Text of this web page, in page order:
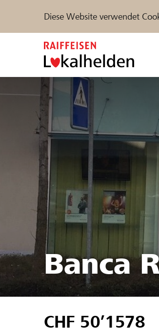
Diese Website verwendet
Unterstützen Hilfe &
Projekte und Organisationen
DE IT
Banca
CHF 50’1578